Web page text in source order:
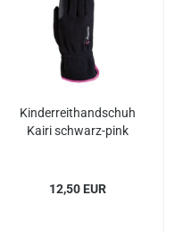
Kinderreithandschuh
Kairi schwarz-pink
12,50 EUR